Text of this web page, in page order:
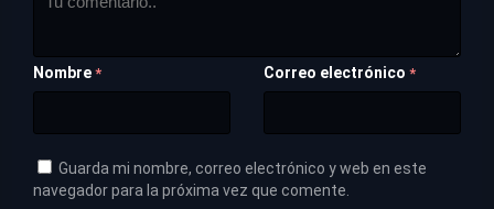
Nombre * Correo electrónico *
Guarda mi nombre, correo electrónico y web en este
navegador para la próxima vez que comente.